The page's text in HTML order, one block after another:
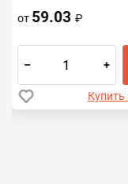
от 59.03₽
– +
Купить